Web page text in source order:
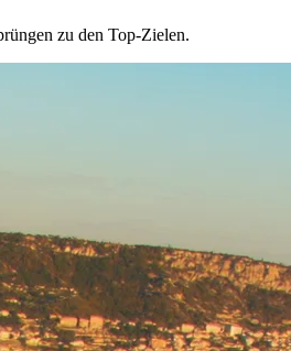
zu den Top-Zielen.